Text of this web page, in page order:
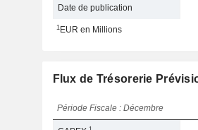
Date de publication
1EUR en Millions
Flux de Trésorerie
Période Fiscale : Décembre